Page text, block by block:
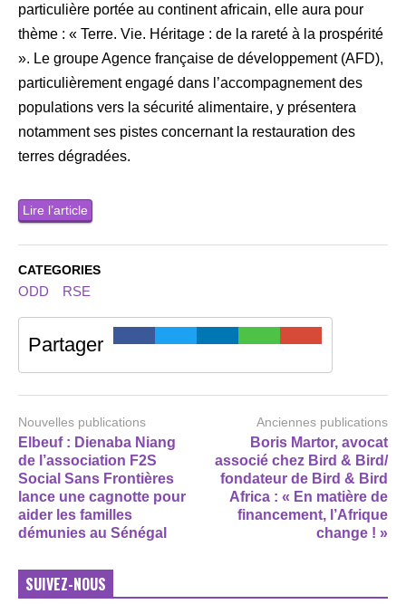
particulière portée au continent africain, elle aura pour
thème : « Terre. Vie. Héritage : de la rareté à la prospérité
». Le groupe Agence française de développement (AFD),
particulièrement engagé dans l’accompagnement des
populations vers la sécurité alimentaire, y présentera
notamment ses pistes concernant la restauration des
terres dégradées.
Lire l’article
CATEGORIES
ODD RSE
Partager
Nouvelles publications
Elbeuf : Dienaba Niang
de l’association F2S
Social Sans Frontières
lance une cagnotte pour
aider les familles
démunies au Sénégal
Anciennes publications
Boris Martor, avocat
associé chez Bird & Bird/
fondateur de Bird & Bird
Africa : « En matière de
financement, l’Afrique
change ! »
SUIVEZ-NOUS